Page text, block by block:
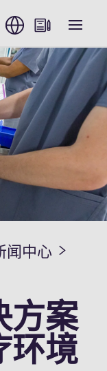
闻中心
方案
环境